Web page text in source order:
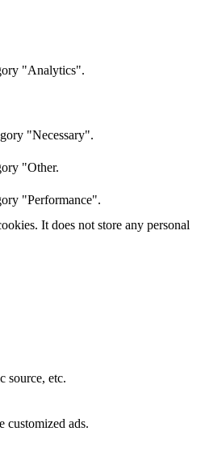
"Analytics".
"Necessary".
"Other.
"Performance".
It does not store any personal
source, etc.
customized ads.